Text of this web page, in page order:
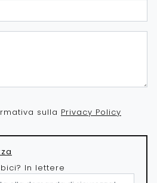
sulla Privacy Policy
In lettere